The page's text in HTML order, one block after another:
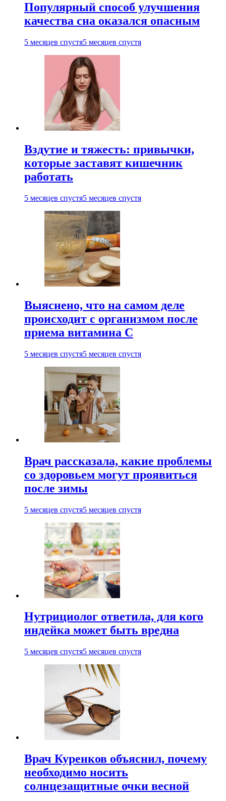
Популярный способ улучшения
качества сна оказался опасным
5 месяцев спустя5 месяцев спустя
Вздутие и тяжесть: привычки,
которые заставят кишечник
работать
5 месяцев спустя5 месяцев спустя
Выяснено, что на самом деле
происходит с организмом после
приема витамина С
5 месяцев спустя5 месяцев спустя
Врач рассказала, какие проблемы
со здоровьем могут проявиться
после зимы
5 месяцев спустя5 месяцев спустя
Нутрициолог ответила, для кого
индейка может быть вредна
5 месяцев спустя5 месяцев спустя
Врач Куренков объяснил, почему
необходимо носить
солнцезащитные очки весной